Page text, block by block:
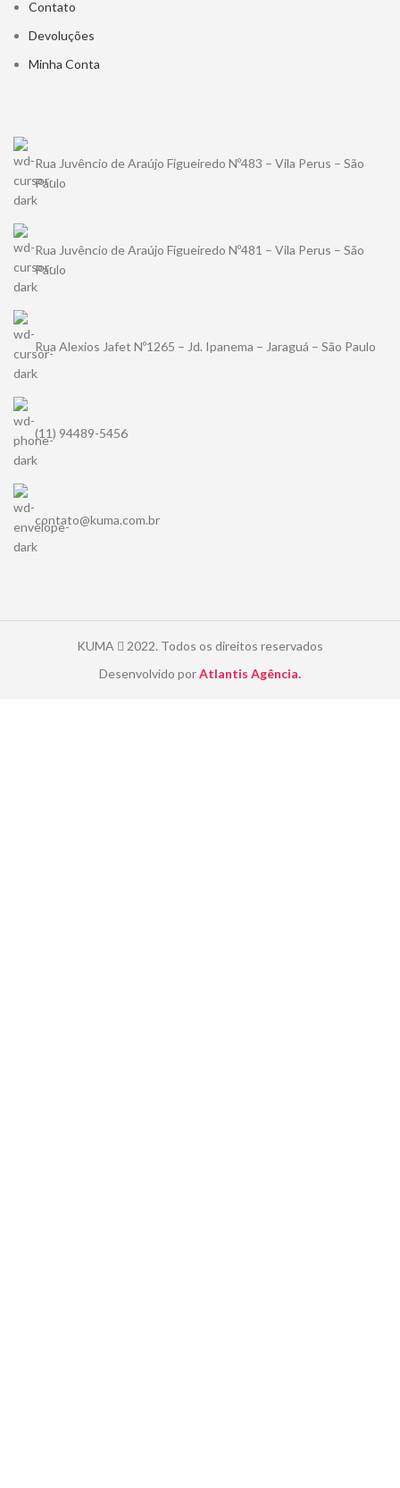
Contato
Devoluções
Minha Conta
Rua Juvêncio de Araújo Figueiredo Nº483 – Vila Perus – São
Paulo
Rua Juvêncio de Araújo Figueiredo Nº481 – Vila Perus – São
Paulo
Rua Alexios Jafet Nº1265 – Jd. Ipanema – Jaraguá – São Paulo
(11) 94489-5456
contato@kuma.com.br
KUMA
2022. Todos os direitos reservados
Desenvolvido porAtlantis Agência.